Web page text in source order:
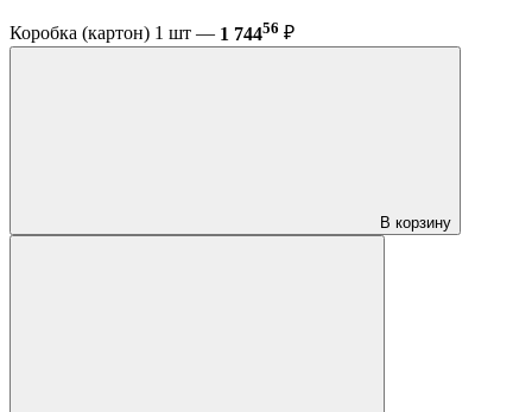
Коробка (картон) 1 шт — 1 74456 ₽
В корзину